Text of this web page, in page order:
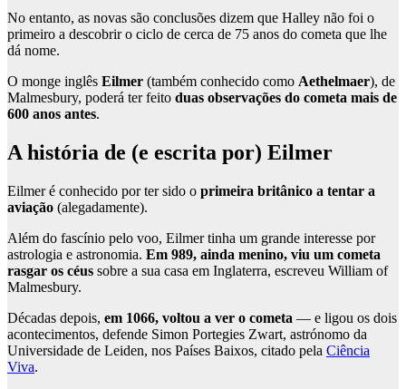
No entanto, as novas são conclusões dizem que Halley não foi o
primeiro a descobrir o ciclo de cerca de 75 anos do cometa que lhe
dá nome.
O monge inglês Eilmer (também conhecido como Aethelmaer), de
Malmesbury, poderá ter feito duas observações do cometa mais de
600 anos antes.
A história de (e escrita por) Eilmer
Eilmer é conhecido por ter sido o primeira britânico a tentar a
aviação (alegadamente).
Além do fascínio pelo voo, Eilmer tinha um grande interesse por
astrologia e astronomia. Em 989, ainda menino, viu um cometa
rasgar os céus sobre a sua casa em Inglaterra, escreveu William of
Malmesbury.
Décadas depois, em 1066, voltou a ver o cometa — e ligou os dois
acontecimentos, defende Simon Portegies Zwart, astrónomo da
Universidade de Leiden, nos Países Baixos, citado pela Ciência
Viva.